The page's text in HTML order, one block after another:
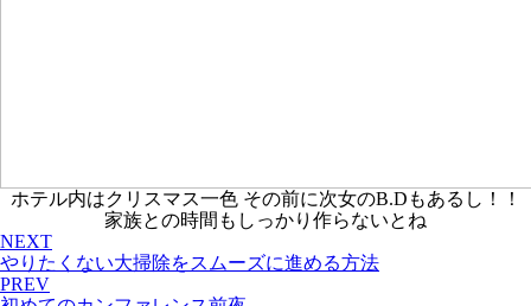
ホテル内はクリスマス一色 その前に次女のB.Dもあるし！！
家族との時間もしっかり作らないとね
NEXT
やりたくない大掃除をスムーズに進める方法
PREV